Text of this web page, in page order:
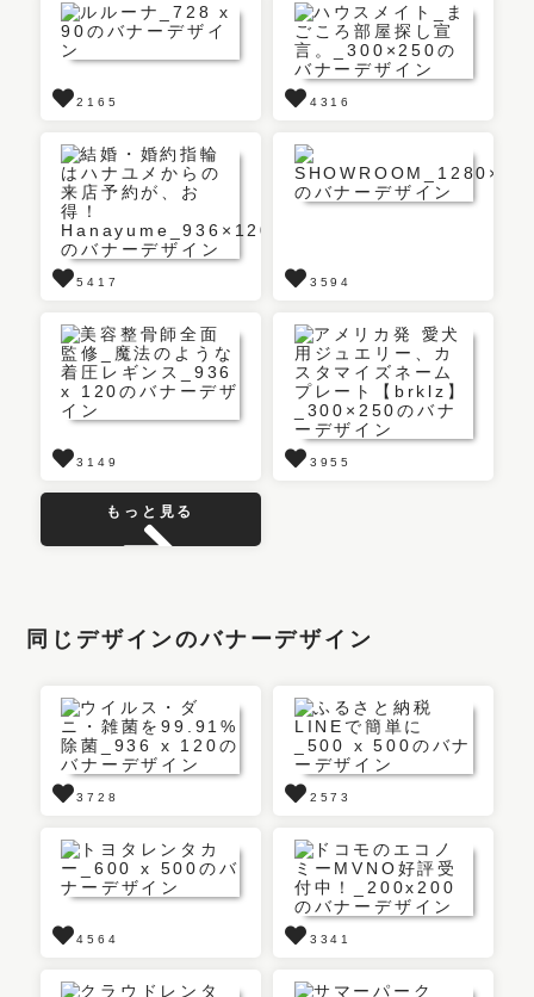
2165 4316
5417 3594
3149 3955
もっと見る
同じデザインのバナーデザイン
3728 2573
4564 3341